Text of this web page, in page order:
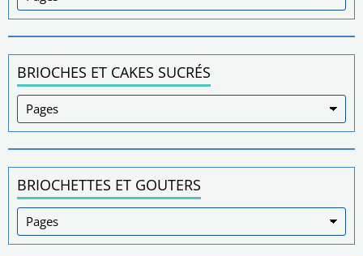
BRIOCHES ET CAKES SUCRÉS
BRIOCHETTES ET GOUTERS